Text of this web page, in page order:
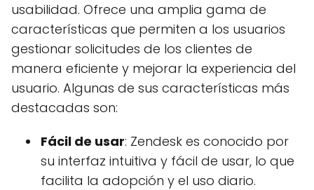
usabilidad. Ofrece una amplia gama de
características que permiten a los usuarios
gestionar solicitudes de los clientes de
manera eficiente y mejorar la experiencia del
usuario. Algunas de sus características más
destacadas son:
Fácil de usar: Zendesk es conocido por
su interfaz intuitiva y fácil de usar, lo que
facilita la adopción y el uso diario.